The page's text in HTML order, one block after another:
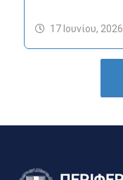
17 Ιουνίου, 2026